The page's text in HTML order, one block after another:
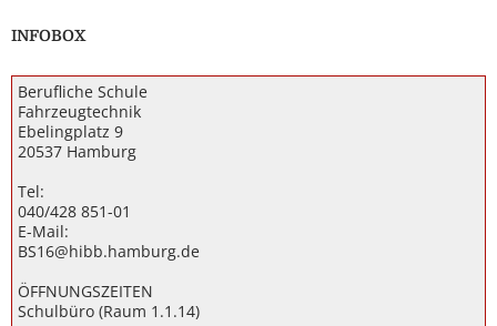
INFOBOX
Berufliche Schule
Fahrzeugtechnik
Ebelingplatz 9
20537 Hamburg
Tel:
040/428 851-01
E-Mail:
BS16@hibb.hamburg.de
ÖFFNUNGSZEITEN
Schulbüro (Raum 1.1.14)